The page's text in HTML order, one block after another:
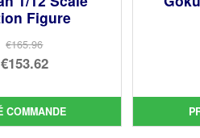
Figure
€165.96
Le
initial
était :
€153.62
prix
actuel
COMMANDE